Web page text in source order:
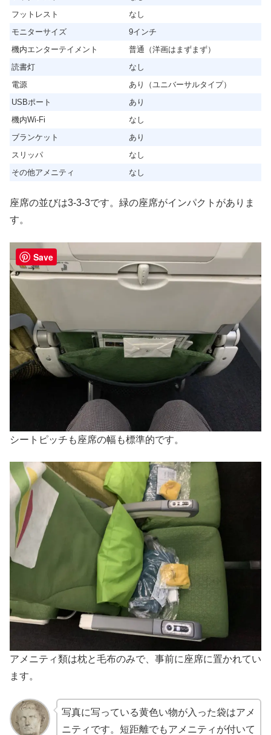
フットレスト
なし
モニターサイズ
9インチ
機内エンターテイメント
普通（洋画はまずまず）
読書灯
なし
電源
あり（ユニバーサルタイプ）
USBポート
あり
機内Wi-Fi
なし
ブランケット
あり
スリッパ
なし
その他アメニティ
なし
座席の並びは3-3-3です。緑の座席がインパクトがありま
す。
シートピッチも座席の幅も標準的です。
アメニティ類は枕と毛布のみで、事前に座席に置かれてい
ます。
写真に写っている黄色い物が入った袋はアメ
ニティです。短距離でもアメニティが付いて
Save